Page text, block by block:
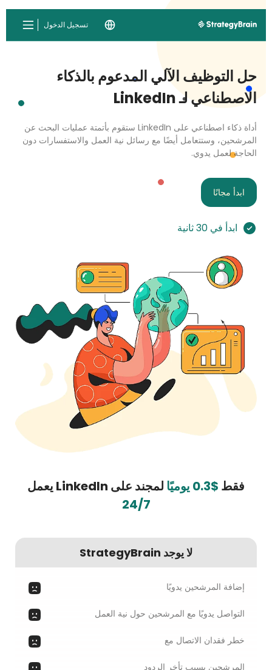
تسجيل الدخول
حل التوظيف الآلي المدعوم بالذكاء
الاصطناعي لـ LinkedIn
أداة ذكاء اصطناعي على LinkedIn ستقوم بأتمتة عمليات البحث عن
المرشحين، وستتعامل أيضًا مع رسائل نية العمل والاستفسارات دون
الحاجة لعمل يدوي.
ابدأ مجانًا
ابدأ في 30 ثانية
فقط $0.3 يوميًا
لمجند على LinkedIn يعمل
24/7
لا يوجد StrategyBrain
إضافة المرشحين يدويًا
التواصل يدويًا مع المرشحين حول نية العمل
خطر فقدان الاتصال مع
المرشحين بسبب تأخر الردود